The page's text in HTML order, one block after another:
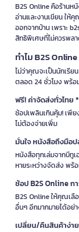
B2S Online คือร้านห
อ่านและงานเขียน ให้
ออกจากบ้าน เพราะ
สิทธิพิเศษที่ไม่ควรพล
ทำไม B2S
ไม่ว่าคุณจะเป็นนักเรี
ตลอด 24 ชั่วโมง พร้อ
ฟรี! ค่าจัดส่งทั่วไทย
ช้อปเพลินเกินคุ้ม! เพี
ไม่ต้องจ่ายเพิ่ม
มั่นใจ หนังสือถึงมือ
หนังสือทุกเล่มจากบีทู
หายระหว่างจัดส่ง พ
ช้อป B2S Online ก
B2S Online ให้คุณเลื
อื่นๆ อีกมากมายได้อย่
เปลี่ยน/คืนสินค้าง่าย